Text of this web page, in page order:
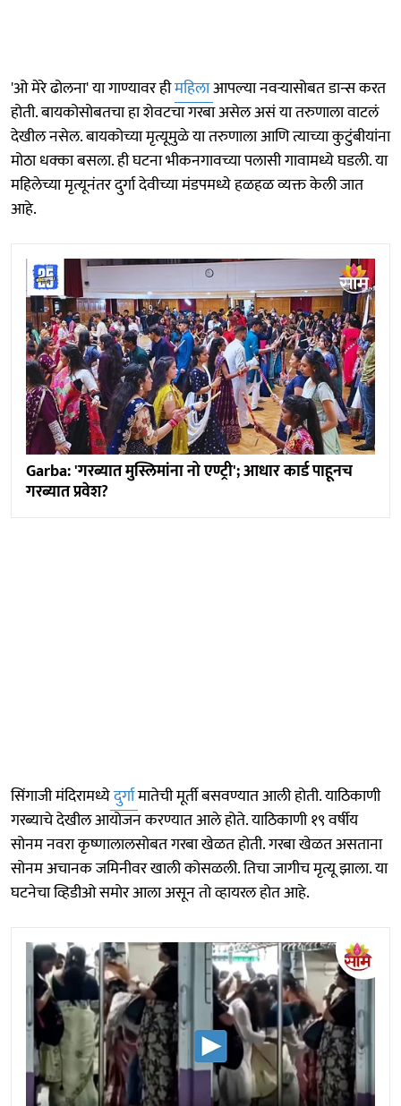
'ओ मेरे ढोलना' या गाण्यावर हीमहिलाआपल्या नवऱ्यासोबत डान्स करत
होती. बायकोसोबतचा हा शेवटचा गरबा असेल असं या तरुणाला वाटलं
देखील नसेल. बायकोच्या मृत्यूमुळे या तरुणाला आणि त्याच्या कुटुंबीयांना
मोठा धक्का बसला. ही घटना भीकनगावच्या पलासी गावामध्ये घडली. या
महिलेच्या मृत्यूनंतर दुर्गा देवीच्या मंडपमध्ये हळहळ व्यक्त केली जात
आहे.
Garba: 'गरब्यात मुस्लिमांना नो एण्ट्री'; आधार कार्ड पाहूनच
गरब्यात प्रवेश?
सिंगाजी मंदिरामध्येदुर्गामातेची मूर्ती बसवण्यात आली होती. याठिकाणी
गरब्याचे देखील आयोजन करण्यात आले होते. याठिकाणी १९ वर्षीय
सोनम नवरा कृष्णालालसोबत गरबा खेळत होती. गरबा खेळत असताना
सोनम अचानक जमिनीवर खाली कोसळली. तिचा जागीच मृत्यू झाला. या
घटनेचा व्हिडीओ समोर आला असून तो व्हायरल होत आहे.